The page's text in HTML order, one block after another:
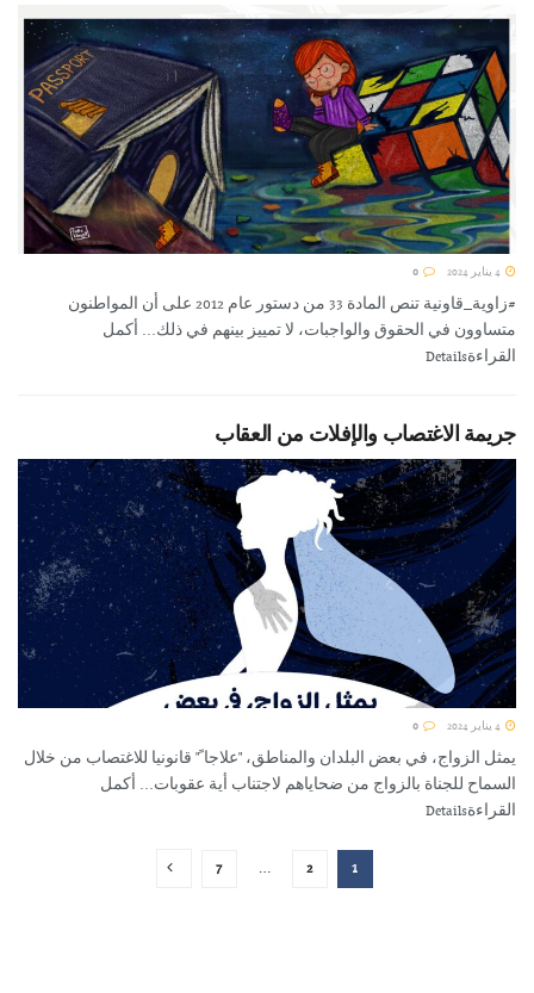
#زاوية_قاونية تنص المادة 33 من دستور عام 2012 على أن المواطنون
متساوون في الحقوق والواجبات، لا تمييز بينهم في ذلك... أكمل
القراءةDetails
جريمة الاغتصاب والإفلات من العقاب
يمثل الزواج، في بعض البلدان والمناطق، "علاجا ً" قانونيا للاغتصاب من خلال
السماح للجناة بالزواج من ضحاياهم لاجتناب أية عقوبات... أكمل
القراءةDetails
1
2
…
7